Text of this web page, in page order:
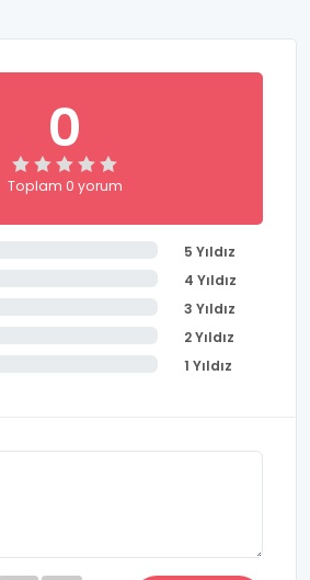
0
Toplam 0 yorum
5 Yıldız
4 Yıldız
3 Yıldız
2 Yıldız
1 Yıldız